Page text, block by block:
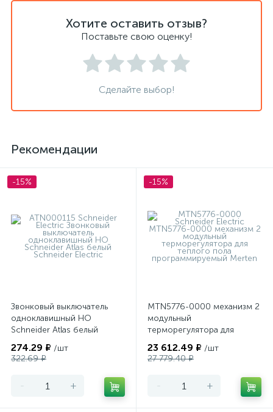
Хотите оставить отзыв?
Поставьте свою оценку!
Сделайте выбор!
Рекомендации
-15%
Звонковый выключатель
одноклавишный НО
Schneider Atlas белый
274.29 ₽ /шт
322.69 ₽
- +
-15%
MTN5776-0000 механизм 2
модульный
терморегулятора для
программируемый Merten
23 612.49 ₽ /шт
27 779.40 ₽
- +